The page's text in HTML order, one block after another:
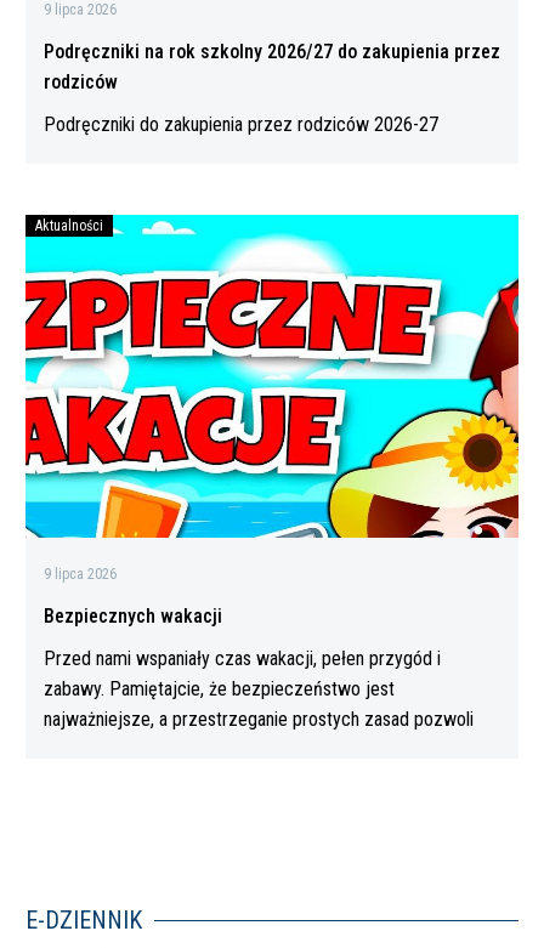
9 lipca 2026
Podręczniki na rok szkolny 2026/27 do zakupienia przez
rodziców
Podręczniki do zakupienia przez rodziców 2026-27
Bezpiecznych
wakacji
Aktualności
9 lipca 2026
Bezpiecznych wakacji
Przed nami wspaniały czas wakacji, pełen przygód i
zabawy. Pamiętajcie, że bezpieczeństwo jest
najważniejsze, a przestrzeganie prostych zasad pozwoli
E-DZIENNIK